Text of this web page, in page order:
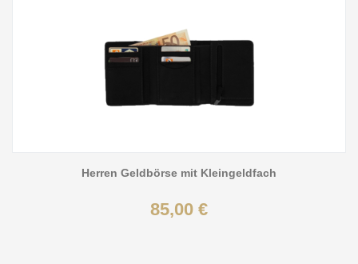
Herren Geldbörse mit Kleingeldfach
85,00 €